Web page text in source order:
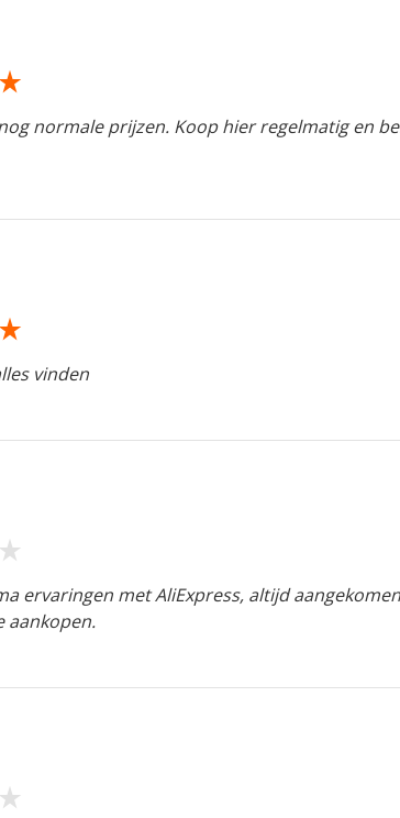
normale prijzen. Koop hier regelmatig en
vinden
ervaringen met AliExpress, altijd
aankopen.